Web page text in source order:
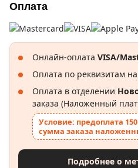
Оплата
Онлайн-оплата VISA/
Оплата по реквизитам на
Оплата в отделении
заказа (Наложенный
Условие: предоплата
сумма заказа
Подробнее о